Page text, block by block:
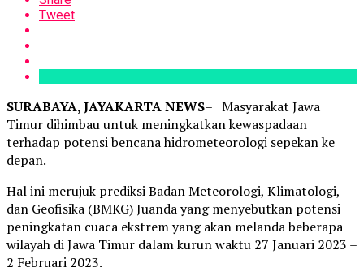
Tweet
SURABAYA, JAYAKARTA NEWS– Masyarakat Jawa
Timur dihimbau untuk meningkatkan kewaspadaan
terhadap potensi bencana hidrometeorologi sepekan ke
depan.
Hal ini merujuk prediksi Badan Meteorologi, Klimatologi,
dan Geofisika (BMKG) Juanda yang menyebutkan potensi
peningkatan cuaca ekstrem yang akan melanda beberapa
wilayah di Jawa Timur dalam kurun waktu 27 Januari 2023 –
2 Februari 2023.